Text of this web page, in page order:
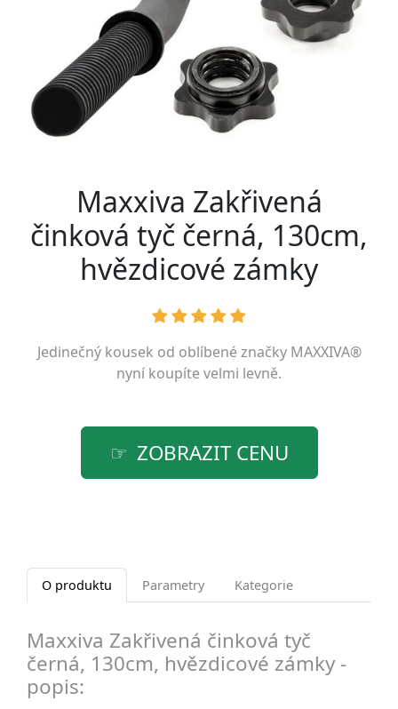
Maxxiva Zakřivená
činková tyč černá, 130cm,
hvězdicové zámky
Jedinečný kousek od oblíbené značky MAXXIVA®
nyní koupíte velmi levně.
ZOBRAZIT CENU
O produktu Parametry Kategorie
Maxxiva Zakřivená činková tyč
černá, 130cm, hvězdicové zámky -
popis: